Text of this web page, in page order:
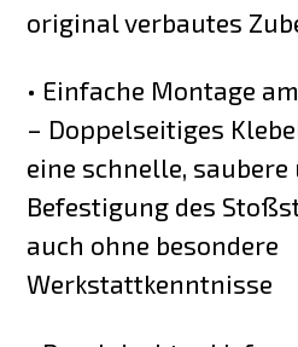
original verbautes
• Einfache Montage
– Doppelseitiges
eine schnelle, saubere
Befestigung des
auch ohne besondere
Werkstattkenntnisse